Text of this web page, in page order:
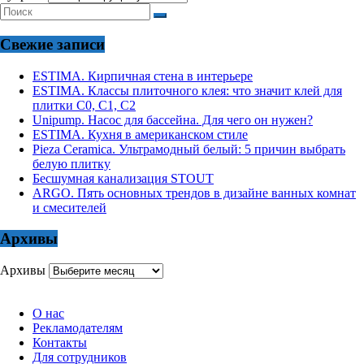
Свежие записи
ESTIMA. Кирпичная стена в интерьере
ESTIMA. Классы плиточного клея: что значит клей для
плитки С0, С1, С2
Unipump. Насос для бассейна. Для чего он нужен?
ESTIMA. Кухня в американском стиле
Pieza Ceramica. Ультрамодный белый: 5 причин выбрать
белую плитку
Бесшумная канализация STOUT
ARGO. Пять основных трендов в дизайне ванных комнат
и смесителей
Архивы
Архивы
О нас
Рекламодателям
Контакты
Для сотрудников